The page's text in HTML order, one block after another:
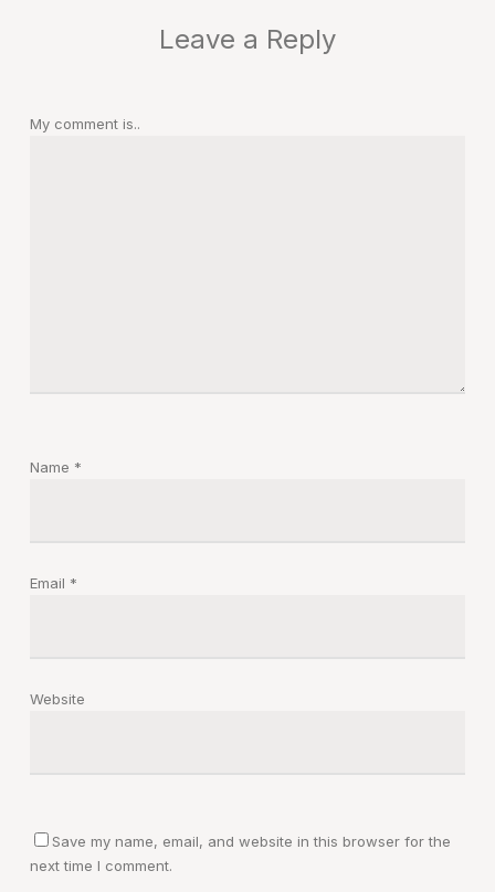
Leave a Reply
My comment is..
Name *
Email *
Website
Save my name, email, and website in this browser for the
next time I comment.